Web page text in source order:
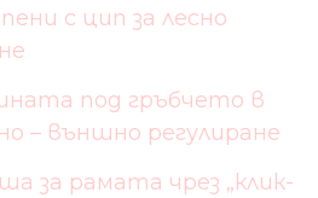
с цип за лесно
под гръбчето в
– външно регулиране
за рамата чрез „клик-